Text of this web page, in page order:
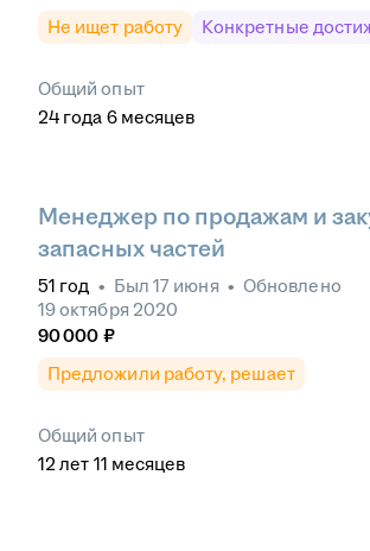
Не ищет работу
Конкретные
Общий опыт
24 года 6 месяцев
Менеджер по продажам и
запасных частей
51 год • Был 17 июня • Обновлено
19 октября 2020
90 000 ₽
Предложили работу, решает
Общий опыт
12 лет 11 месяцев